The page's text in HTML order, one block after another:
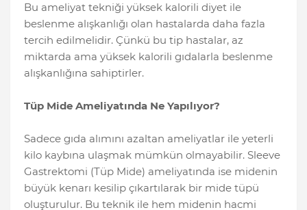
Bu ameliyat tekniği yüksek kalorili diyet ile
beslenme alışkanlığı olan hastalarda daha fazla
tercih edilmelidir. Çünkü bu tip hastalar, az
miktarda ama yüksek kalorili gıdalarla beslenme
alışkanlığına sahiptirler.
Tüp Mide Ameliyatında Ne Yapılıyor?
Sadece gıda alımını azaltan ameliyatlar ile yeterli
kilo kaybına ulaşmak mümkün olmayabilir. Sleeve
Gastrektomi (Tüp Mide) ameliyatında ise midenin
büyük kenarı kesilip çıkartılarak bir mide tüpü
oluşturulur. Bu teknik ile hem midenin hacmi